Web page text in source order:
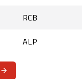
RCB
ALP